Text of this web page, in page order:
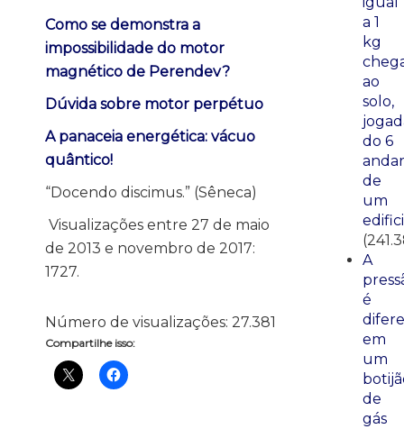
Como se demonstra a
impossibilidade do motor
magnético de Perendev?
Dúvida sobre motor perpétuo
A panaceia energética: vácuo
quântico!
“Docendo discimus.” (Sêneca)
Visualizações entre 27 de maio
de 2013 e novembro de 2017:
1727.
Número de visualizações: 27.381
Compartilhe isso:
a 1
kg
ao
solo,
do 6
andar
de
um
A
é
em
um
de
gás